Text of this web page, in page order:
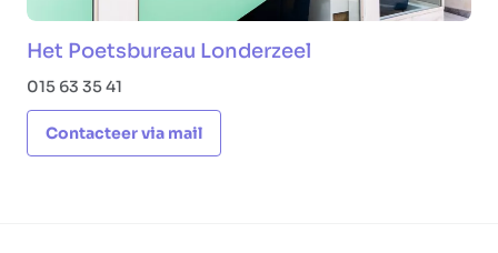
Het Poetsbureau Londerzeel
015 63 35 41
Contacteer via mail